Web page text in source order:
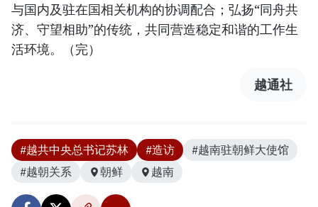
与国内及驻在国相关机构的协调配合；弘扬“同舟共
济、守望相助”的传统，共同营造稳定和谐的工作生
活环境。（完）
越通社
#越共中央总书记苏林 #造访
#越南驻朝鲜大使馆
#越朝关系
朝鲜 越南